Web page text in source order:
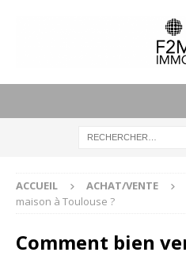
ACCUEIL ACHAT/VENTE
maison à Toulouse ?
Comment bien